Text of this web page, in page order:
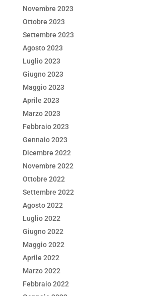
Novembre 2023
Ottobre 2023
Settembre 2023
Agosto 2023
Luglio 2023
Giugno 2023
Maggio 2023
Aprile 2023
Marzo 2023
Febbraio 2023
Gennaio 2023
Dicembre 2022
Novembre 2022
Ottobre 2022
Settembre 2022
Agosto 2022
Luglio 2022
Giugno 2022
Maggio 2022
Aprile 2022
Marzo 2022
Febbraio 2022